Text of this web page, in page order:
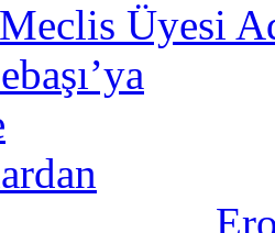
Üyesi